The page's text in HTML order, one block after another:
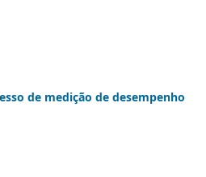
de medição de desempenho